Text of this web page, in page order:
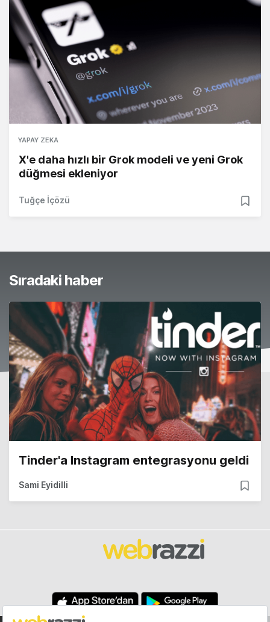
YAPAY ZEKA
X'e daha hızlı bir Grok modeli ve yeni Grok
düğmesi ekleniyor
Tuğçe İçözü
Sıradaki haber
Tinder'a Instagram entegrasyonu geldi
Sami Eyidilli